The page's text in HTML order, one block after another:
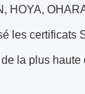
HOYA,
les certificats
la plus